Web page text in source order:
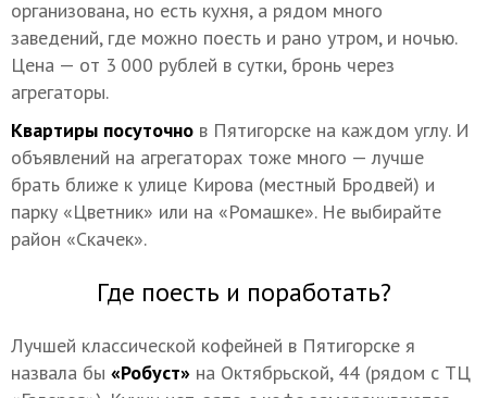
организована, но есть кухня, а рядом много
заведений, где можно поесть и рано утром, и ночью.
Цена — от 3 000 рублей в сутки, бронь через
агрегаторы.
Квартиры посуточно в Пятигорске на каждом углу. И
объявлений на агрегаторах тоже много — лучше
брать ближе к улице Кирова (местный Бродвей) и
парку «Цветник» или на «Ромашке». Не выбирайте
район «Скачек».
Где поесть и поработать?
Лучшей классической кофейней в Пятигорске я
назвала бы «Робуст» на Октябрьской, 44 (рядом с ТЦ